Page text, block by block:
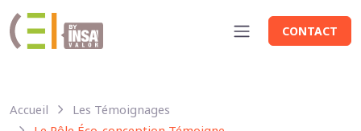
CONTACT
Accueil
Les Témoignages
Panneau de gestion des cookies